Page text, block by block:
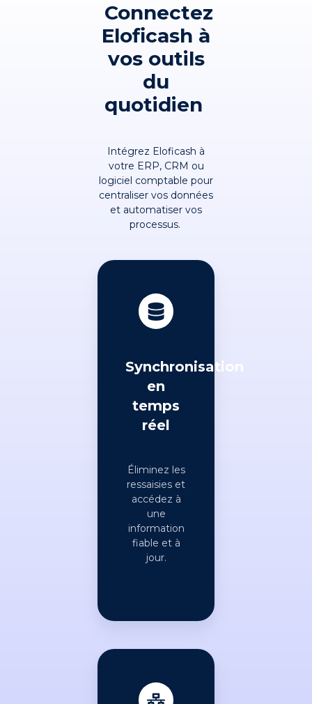
Connectez
Eloficash à
vos outils
du
quotidien
Intégrez Eloficash à
votre ERP, CRM ou
logiciel comptable pour
centraliser vos données
et automatiser vos
processus.
Synchronisation
en
temps
réel
Éliminez les
ressaisies et
accédez à
une
information
fiable et à
jour.